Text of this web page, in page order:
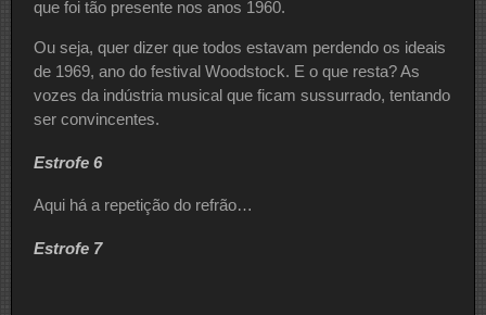
que foi tão presente nos anos 1960.
Ou seja, quer dizer que todos estavam perdendo os ideais
de 1969, ano do festival Woodstock. E o que resta? As
vozes da indústria musical que ficam sussurrado, tentando
ser convincentes.
Estrofe 6
Aqui há a repetição do refrão…
Estrofe 7